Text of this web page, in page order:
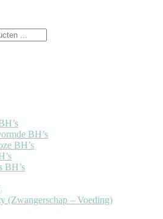
BH’s
BH’s
BH’s
(Zwangerschap – Voeding)